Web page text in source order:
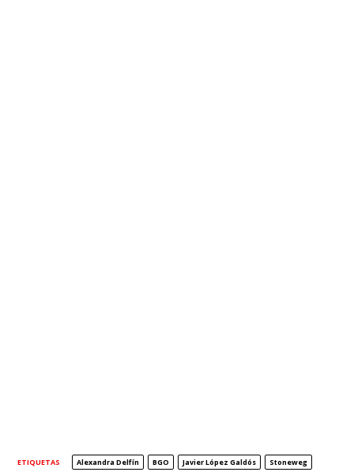
ETIQUETAS Alexandra Delfín BGO Javier López Galdós
Stoneweg